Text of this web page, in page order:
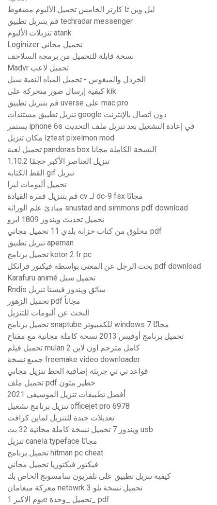
ليل وين ثا كارتر الخامس تحميل الألبوم مضغوط
قم بتنزيل تطبيق techradar messenger
تنزيلات الألبوم atank
Loginizer تحميل مجاني
نسخة قابلة للتحميل من برمجة السلاحف
Madvr تحميل لاعب
الخردل والميغوس - تحميل المياه النقية سيل
كيفية إرسال صور متحركة على kik
قم بتنزيل تطبيق uverse على mac pro
تنزيل تطبيق مستندات google دون اتصال بالإنترنت
يستمر iphone 6s في إعادة التشغيل بعد تنزيل ملف التحديث
مكان تنزيل lztest pixelmon mod
تحميل لعبة pandoras box النسخة الكاملة مجانا
تنزيل العناصر الأكبر حجمًا 1.10.2
القط الكتابة gif تنزيل
تحميل ألبومات ليزا
قم بتنزيل قمرة القيادة cv لـ dc-9 fsx مجانًا
مبادئ علم الوراثة snustad and simmons pdf download
تحميل تحديث ويندوز 1809 ايزو
مخلوق من كتاب خزانة بلدي 11 تحميل مجاني pdf
تنزيل تطبيق apeman
تحميل برنامج kotor 2 fr pc
بحث الرجل عن المعنى بواسطة فيكتور فرانكل pdf download
Karafuru animé تحميل سيل
Rndis سائق ويندوز فيستا تنزيل
تحميل الزهور pdf مجاناً
البحث عن ألبومات للتنزيل
تحميل برنامج snaptube للكمبيوتر windows 7 مجانًا
تحميل برنامج أوفيس 2013 نسخة كاملة مجانية مع مفتاح
تحميل فيلم mulan 2 كامل مترجم اون لاين
جميع نسخة freemake video downloader
قواعد تي تي جريئة إضافية الخط تنزيل مجاني
تحميل ملف pdf خطير بيثون
أفضل تطبيقات تنزيل الموسيقى 2021
تنزيل برنامج تشغيل officejet pro 6978
تعديلات جيدة للتنزيل لماين كرافت
ويندوز 7 تحميل نسخة كاملة مجانية 32 بت usb
تنزيل canela typeface مجانًا
تحميل برنامج hitman pc cheat
فيكتور فيكتوريا تحميل مجاني
كيفية تنزيل تطبيق على تلفزيون سامسونج الخاص بك
معركة ميغامان netowrk 3 تحميل نسخة بلو
يوم الاكبر 1e تحميل _وحدة_ pdf